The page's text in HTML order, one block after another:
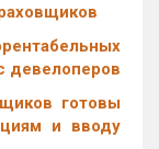
девелоперов
готовы
и вводу